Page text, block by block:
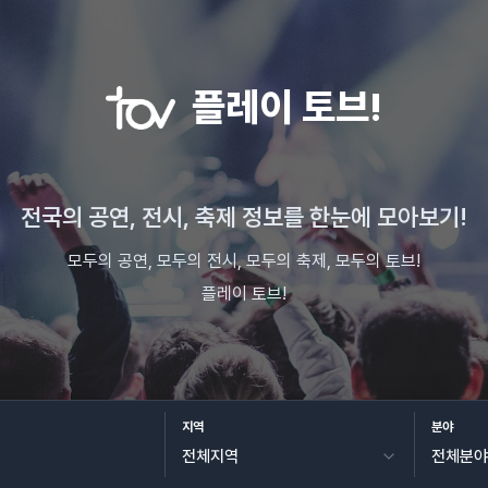
플레이 토브!
전국의 공연, 전시, 축제 정보를 한눈에 모아보기!
모두의 공연, 모두의 전시, 모두의 축제, 모두의 토브!
플레이 토브!
지역 분야